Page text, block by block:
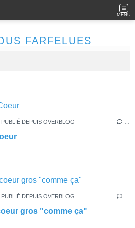
MENU
FARFELUES
PUBLIÉ DEPUIS OVERBLOG
PUBLIÉ DEPUIS OVERBLOG
gros "comme ça"